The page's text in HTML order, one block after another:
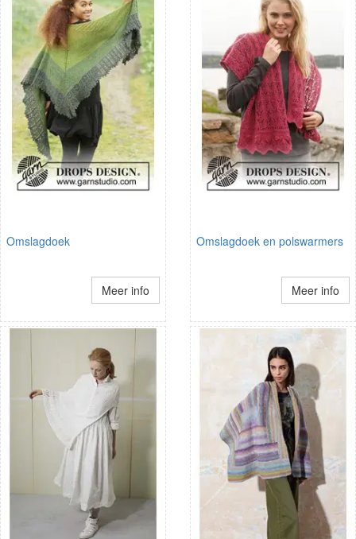
Omslagdoek
Meer info
Omslagdoek en polswarmers
Meer info